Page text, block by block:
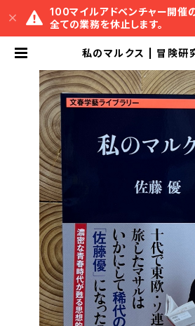
100マイルアドベンチャー開催
全ての業務を休止します。
私のマルクス | 冒険研